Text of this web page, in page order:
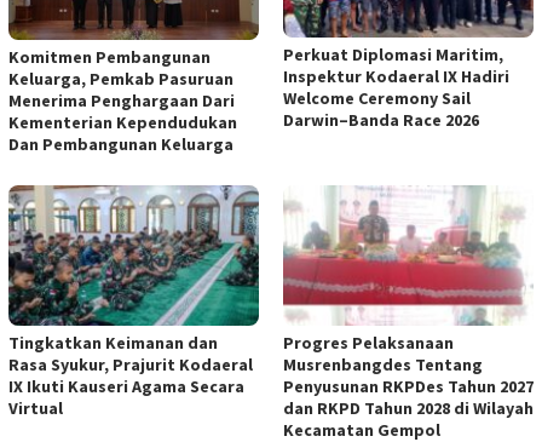
Komitmen Pembangunan
Keluarga, Pemkab Pasuruan
Menerima Penghargaan Dari
Kementerian Kependudukan
Dan Pembangunan Keluarga
Perkuat Diplomasi Maritim,
Inspektur Kodaeral IX Hadiri
Welcome Ceremony Sail
Darwin–Banda Race 2026
Tingkatkan Keimanan dan
Rasa Syukur, Prajurit Kodaeral
IX Ikuti Kauseri Agama Secara
Virtual
Progres Pelaksanaan
Musrenbangdes Tentang
Penyusunan RKPDes Tahun 2027
dan RKPD Tahun 2028 di Wilayah
Kecamatan Gempol